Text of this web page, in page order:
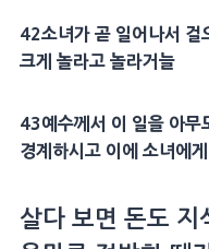
42소녀가 곧 일어나서 걸
크게 놀라고 놀라거늘
43예수께서 이 일을 아무
경계하시고 이에 소녀에
살다 보면 돈도 지